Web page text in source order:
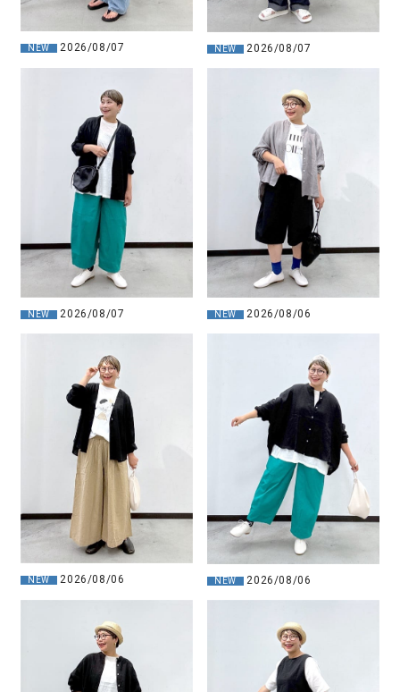
NEW 2026/08/07 NEW 2026/08/07
NEW 2026/08/07 NEW 2026/08/06
NEW 2026/08/06 NEW 2026/08/06